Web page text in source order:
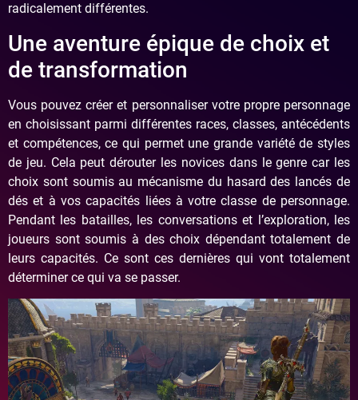
radicalement différentes.
Une aventure épique de choix et
de transformation
Vous pouvez créer et personnaliser votre propre personnage
en choisissant parmi différentes races, classes, antécédents
et compétences, ce qui permet une grande variété de styles
de jeu. Cela peut dérouter les novices dans le genre car les
choix sont soumis au mécanisme du hasard des lancés de
dés et à vos capacités liées à votre classe de personnage.
Pendant les batailles, les conversations et l’exploration, les
joueurs sont soumis à des choix dépendant totalement de
leurs capacités. Ce sont ces dernières qui vont totalement
déterminer ce qui va se passer.